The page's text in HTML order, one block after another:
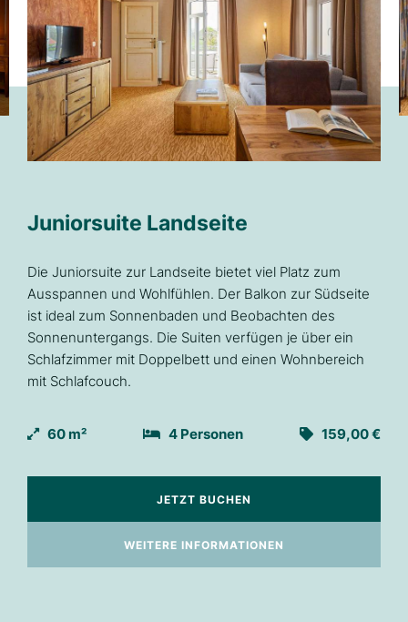
Juniorsuite Landseite
Die Juniorsuite zur Landseite bietet viel Platz zum
Ausspannen und Wohlfühlen. Der Balkon zur Südseite
ist ideal zum Sonnenbaden und Beobachten des
Sonnenuntergangs. Die Suiten verfügen je über ein
Schlafzimmer mit Doppelbett und einen Wohnbereich
mit Schlafcouch.
60 m² 4 Personen 159,00 €
JETZT BUCHEN
WEITERE INFORMATIONEN